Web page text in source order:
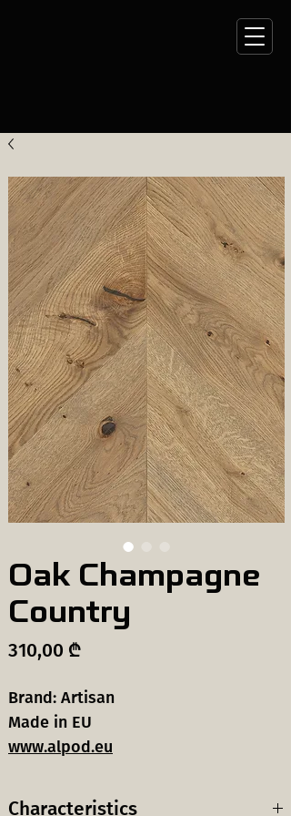
Oak Champagne
Country
310,00 ₾Price
Brand: Artisan
Made in EU
www.alpod.eu
Characteristics